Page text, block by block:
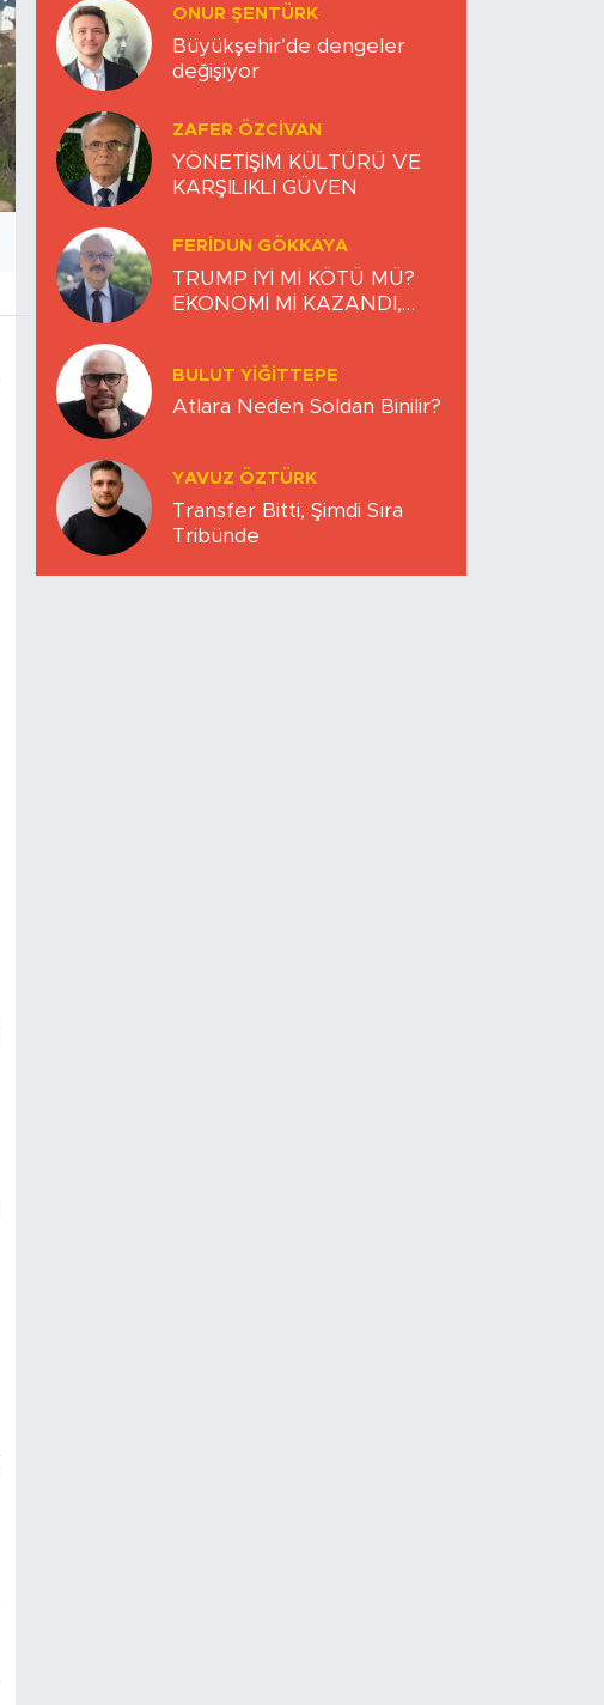
ONUR ŞENTÜRK
Büyükşehir’de dengeler
değişiyor
ZAFER ÖZCIVAN
YÖNETİŞİM KÜLTÜRÜ VE
KARŞILIKLI GÜVEN
FERIDUN GÖKKAYA
TRUMP İYİ Mİ KÖTÜ MÜ?
EKONOMİ Mİ KAZANDI,
BULUT YİĞİTTEPE
Atlara Neden Soldan Binilir?
YAVUZ ÖZTÜRK
Transfer Bitti, Şimdi Sıra
Tribünde